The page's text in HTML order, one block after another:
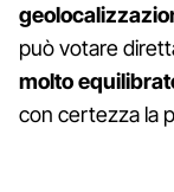
può votare
molto
con certezza la